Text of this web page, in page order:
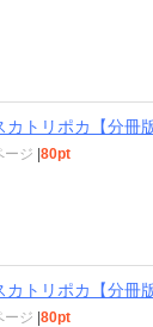
カトリポカ【分
ージ |80pt
カトリポカ【分
ージ |80pt